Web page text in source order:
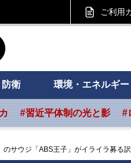
ご利用
ォーサイト
衛 環境・エネルギー
#習近平体制の光と影 #
のサウジ「ABS王子」がイライラ募る訳